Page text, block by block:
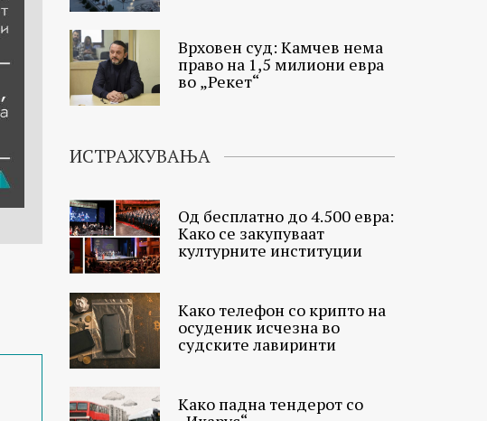
Врховен суд: Камчев нема
право на 1,5 милиони евра
во „Рекет“
ИСТРАЖУВАЊА
Од бесплатно до 4.500 евра:
Како се закупуваат
културните институции
Како телефон со крипто на
осуденик исчезна во
судските лавиринти
Како падна тендерот со